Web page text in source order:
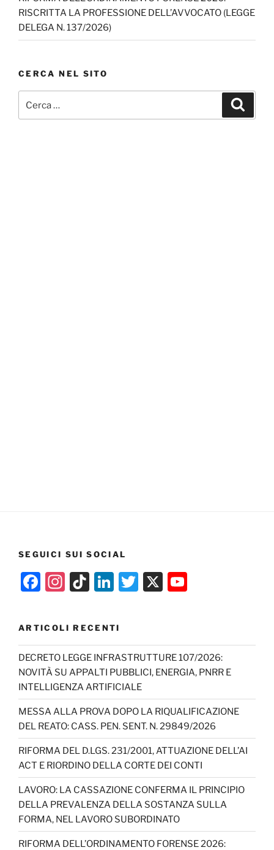
RISCRITTA LA PROFESSIONE DELL’AVVOCATO (LEGGE
DELEGA N. 137/2026)
CERCA NEL SITO
SEGUICI SUI SOCIAL
F
c
e
b
o
o
k
In
a
gr
a
m
Ti
T
o
k
Li
k
e
dI
n
T
er
X
T
u
b
e
C
h
a
n
n
el
ARTICOLI RECENTI
DECRETO LEGGE INFRASTRUTTURE 107/2026:
NOVITÀ SU APPALTI PUBBLICI, ENERGIA, PNRR E
INTELLIGENZA ARTIFICIALE
MESSA ALLA PROVA DOPO LA RIQUALIFICAZIONE
DEL REATO: CASS. PEN. SENT. N. 29849/2026
RIFORMA DEL D.LGS. 231/2001, ATTUAZIONE DELL’AI
ACT E RIORDINO DELLA CORTE DEI CONTI
LAVORO: LA CASSAZIONE CONFERMA IL PRINCIPIO
DELLA PREVALENZA DELLA SOSTANZA SULLA
FORMA, NEL LAVORO SUBORDINATO
RIFORMA DELL’ORDINAMENTO FORENSE 2026: